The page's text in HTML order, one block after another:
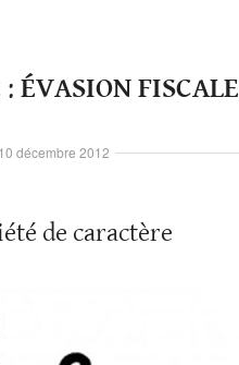
: ÉVASION FISCALE
de caractère
10 décembre 2012